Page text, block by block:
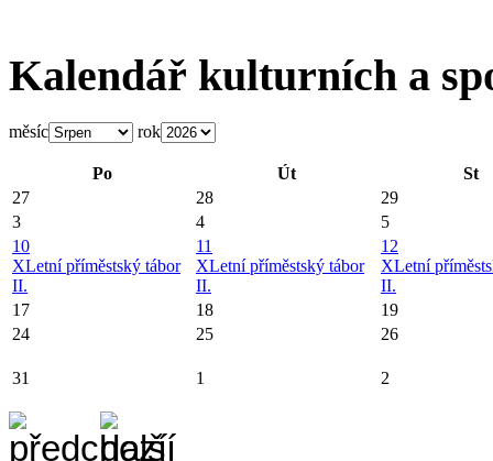
Kalendář kulturních a
měsíc rok
Po Út
St
27
28
29
3
4
5
10
XLetní příměstský tábor
II.
11
XLetní příměstský tábor
II.
12
XLetní
II.
17
18
19
24
25 26
31 1 2